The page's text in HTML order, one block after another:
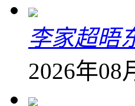
李家超晤
2026年08